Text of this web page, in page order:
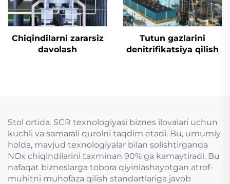
Chiqindilarni zararsiz
davolash
Tutun gazlarini
denitrifikatsiya qilish
Stol ortida. SCR texnologiyasi biznes ilovalari uchun
kuchli va samarali qurolni taqdim etadi. Bu, umumiy
holda, mavjud texnologiyalar bilan solishtirganda
NOx chiqindilarini taxminan 90% ga kamaytiradi. Bu
nafaqat bizneslarga tobora qiyinlashayotgan atrof-
muhitni muhofaza qilish standartlariga javob